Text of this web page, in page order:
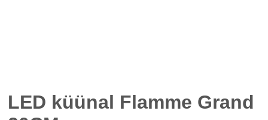
LED küünal Flamme Grand